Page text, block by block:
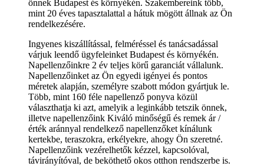
önnek Budapest és környékén. Szakembereink több,
mint 20 éves tapasztalattal a hátuk mögött állnak az Ön
rendelkezésére.
Ingyenes kiszállítással, felméréssel és tanácsadással
várjuk leendő ügyfeleinket Budapest és környékén.
Napellenzőinkre 2 év teljes körű garanciát vállalunk.
Napellenzőinket az Ön egyedi igényei és pontos
méretek alapján, személyre szabott módon gyártjuk le.
Több, mint 160 féle napellenző ponyva közül
választhatja ki azt, amelyik a leginkább tetszik önnek,
illetve napellenzőink Kiváló minőségű és remek ár /
érték aránnyal rendelkező napellenzőket kínálunk
kertekbe, teraszokra, erkélyekre, ahogy Ön szeretné.
Napellenzőink vezérelhetők kézzel, kapcsolóval,
távirányítóval, de beköthető okos otthon rendszerbe is.